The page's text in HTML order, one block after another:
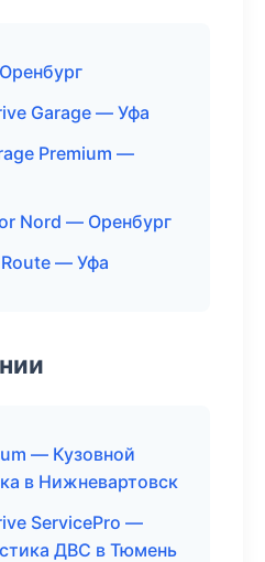
Garage — Уфа
Premium —
Nord — Оренбург
— Уфа
— Кузовной
в Нижневартовск
ServicePro —
ДВС в Тюмень